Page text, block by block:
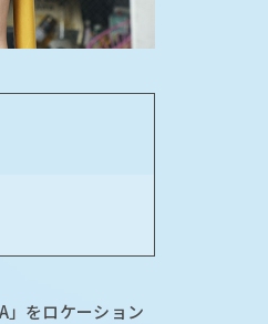
」をロケーション